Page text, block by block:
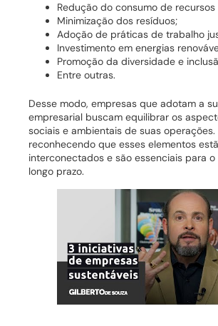
Redução do consumo de recursos
Minimização dos resíduos;
Adoção de práticas de trabalho
Investimento em energias
Promoção da diversidade e
Entre outras.
Desse modo, empresas que adotam a
empresarial buscam equilibrar os
sociais e ambientais de suas operações.
reconhecendo que esses elementos
interconectados e são essenciais para o
longo prazo.